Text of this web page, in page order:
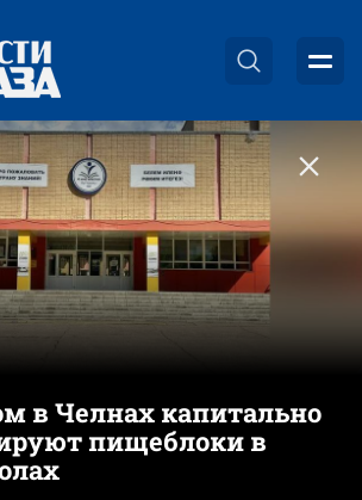
в Челнах капитально
пищеблоки в